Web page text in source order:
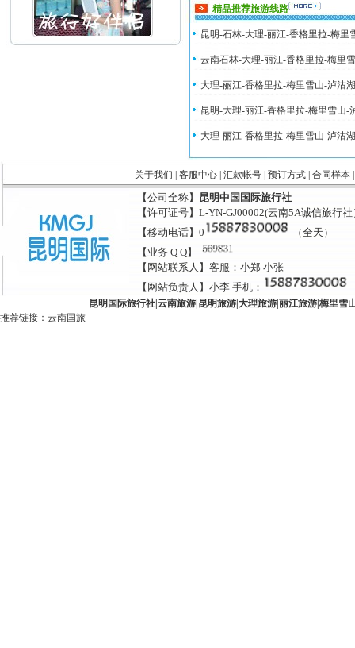
精品推荐旅游线路
昆明-石林-大理-丽江-香格里拉-梅里
云南石林-大理-丽江-香格里拉-梅里
大理-丽江-香格里拉-梅里雪山-泸沽
昆明-大理-丽江-香格里拉-梅里雪山-
大理-丽江-香格里拉-梅里雪山-泸沽
关于我们 客服中心| 汇款帐号| 预订方式| 合同样本
【公司全称】 昆明中国国际旅行社
【许可证号】L-YN-GJ00002(云南5A诚信旅行社
【移动电话】0
（全天）
【业务 Q Q】
【网站联系人】客服：小郑 小张
【网站负责人】小李 手机：
昆明国际旅行社| 云南旅游| 昆明旅游| 大理旅游| 丽江旅游| 梅里雪
推荐链接： 云南国旅